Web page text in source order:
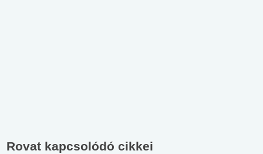
Rovat kapcsolódó cikkei